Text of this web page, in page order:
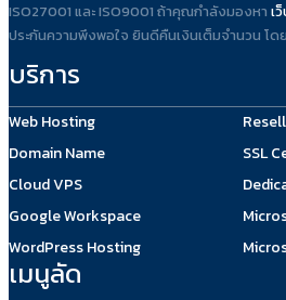
ISO27001 และ ISO9001 ถ้าคุณกำลังมองหา เ
ประกันความพึงพอใจ ยินดีคืนเงินเต็มจำนวน โ
บริการ
Web Hosting
Domain Name
Cloud VPS
Google Workspace
WordPress Hosting
SSL
เมนูลัด